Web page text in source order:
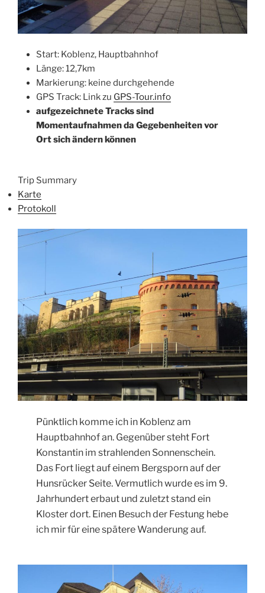
Start: Koblenz, Hauptbahnhof
Länge: 12,7km
Markierung: keine durchgehende
GPS Track: Link zu GPS-Tour.info
aufgezeichnete Tracks sind
Momentaufnahmen da Gegebenheiten vor
Ort sich ändern können
Trip Summary
Karte
Protokoll
Pünktlich komme ich in Koblenz am
Hauptbahnhof an. Gegenüber steht Fort
Konstantin im strahlenden Sonnenschein.
Das Fort liegt auf einem Bergsporn auf der
Hunsrücker Seite. Vermutlich wurde es im 9.
Jahrhundert erbaut und zuletzt stand ein
Kloster dort. Einen Besuch der Festung hebe
ich mir für eine spätere Wanderung auf.